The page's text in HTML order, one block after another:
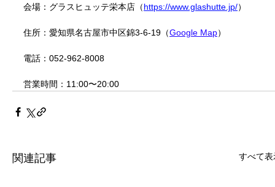
会場： グラスヒュッテ栄本店 （https://www.glashutte.jp/）
住所：愛知県名古屋市中区錦3-6-19 （Google Map）
電話： 052-962-8008
営業時間： 11:00〜20:00
関連記事 すべて表